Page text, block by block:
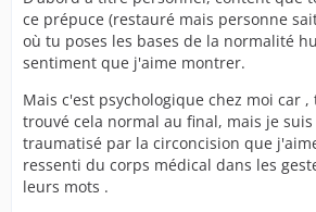
ce prépuce (restauré mais personne
où tu poses les bases de la normalité
sentiment que j'aime montrer.
Mais c'est psychologique chez moi car
trouvé cela normal au final, mais je
traumatisé par la circoncision que
ressenti du corps médical dans les
leurs mots .